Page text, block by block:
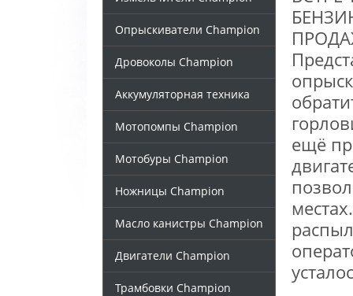
Опрыскиватели Champion
Дровоколы Champion
Аккумуляторная техника
Мотопомпы Champion
Мотобуры Champion
Ножницы Champion
Масло канистры Champion
Двигатели Champion
Трамбовки Champion
ещё